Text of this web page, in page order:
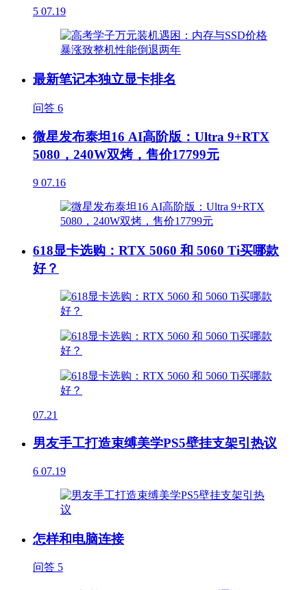
5 07.19
最新笔记本独立显卡排名
问答 6
微星发布泰坦16 AI高阶版：Ultra 9+RTX
5080，240W双烤，售价17799元
9 07.16
618显卡选购：RTX 5060 和 5060 Ti买哪款
好？
07.21
男友手工打造束缚美学PS5壁挂支架引热议
6 07.19
怎样和电脑连接
问答 5